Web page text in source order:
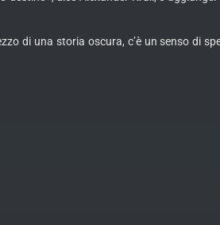
di una storia oscura, c’è un senso di